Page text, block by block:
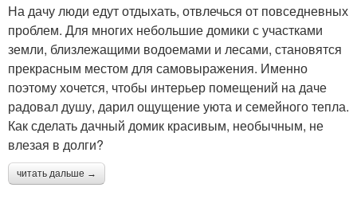
На дачу люди едут отдыхать, отвлечься от повседневных
проблем. Для многих небольшие домики с участками
земли, близлежащими водоемами и лесами, становятся
прекрасным местом для самовыражения. Именно
поэтому хочется, чтобы интерьер помещений на даче
радовал душу, дарил ощущение уюта и семейного тепла.
Как сделать дачный домик красивым, необычным, не
влезая в долги?
читать дальше →